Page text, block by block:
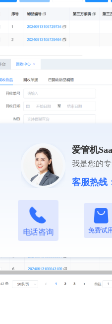
爱管机
我是您的
客服热线
电话咨询 免费试